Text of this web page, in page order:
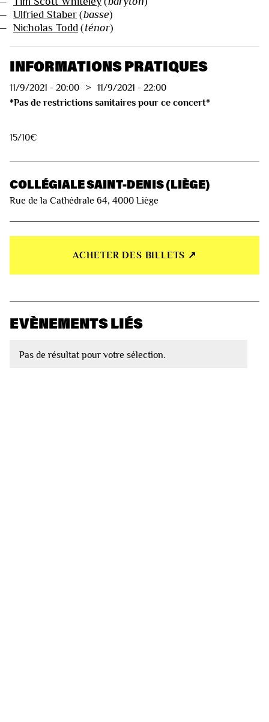
Ulfried Staber (basse)
Nicholas Todd (ténor)
INFORMATIONS PRATIQUES
11/9/2021 - 20:00 > 11/9/2021 - 22:00
*Pas de restrictions sanitaires pour ce concert*
15/10€
COLLÉGIALE SAINT-DENIS (LIÈGE)
Rue de la Cathédrale 64, 4000 Liège
ACHETER DES BILLETS ↗︎
EVÈNEMENTS LIÉS
Pas de résultat pour votre sélection.